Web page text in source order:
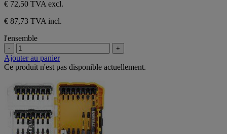
€ 72,50 TVA excl.
€ 87,73 TVA incl.
l'ensemble
- +
Ajouter au panier
Ce produit n'est pas disponible actuellement.